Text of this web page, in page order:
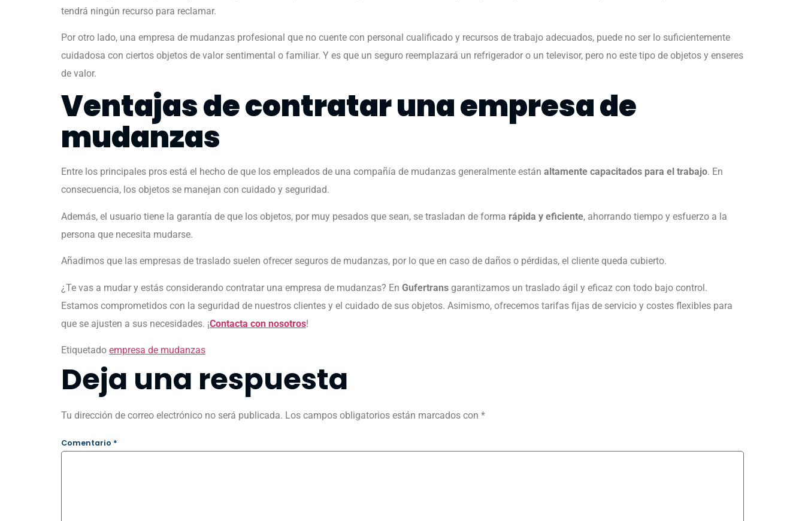
tendrá ningún recurso para reclamar.
Por otro lado, una empresa de mudanzas profesional que no cuente con personal cualificado y recursos de trabajo adecuados, puede no ser lo suficientemente
cuidadosa con ciertos objetos de valor sentimental o familiar. Y es que un seguro reemplazará un refrigerador o un televisor, pero no este tipo de objetos y enseres
de valor.
Ventajas de contratar una empresa de
mudanzas
Entre los principales pros está el hecho de que los empleados de una compañía de mudanzas generalmente están altamente capacitados para el trabajo. En
consecuencia, los objetos se manejan con cuidado y seguridad.
Además, el usuario tiene la garantía de que los objetos, por muy pesados que sean, se trasladan de forma rápida y eficiente, ahorrando tiempo y esfuerzo a la
persona que necesita mudarse.
Añadimos que las empresas de traslado suelen ofrecer seguros de mudanzas, por lo que en caso de daños o pérdidas, el cliente queda cubierto.
¿Te vas a mudar y estás considerando contratar una empresa de mudanzas? En Gufertrans garantizamos un traslado ágil y eficaz con todo bajo control.
Estamos comprometidos con la seguridad de nuestros clientes y el cuidado de sus objetos. Asimismo, ofrecemos tarifas fijas de servicio y costes flexibles para
que se ajusten a sus necesidades. ¡Contacta con nosotros!
Etiquetado empresa de mudanzas
Deja una respuesta
Tu dirección de correo electrónico no será publicada. Los campos obligatorios están marcados con *
Comentario *